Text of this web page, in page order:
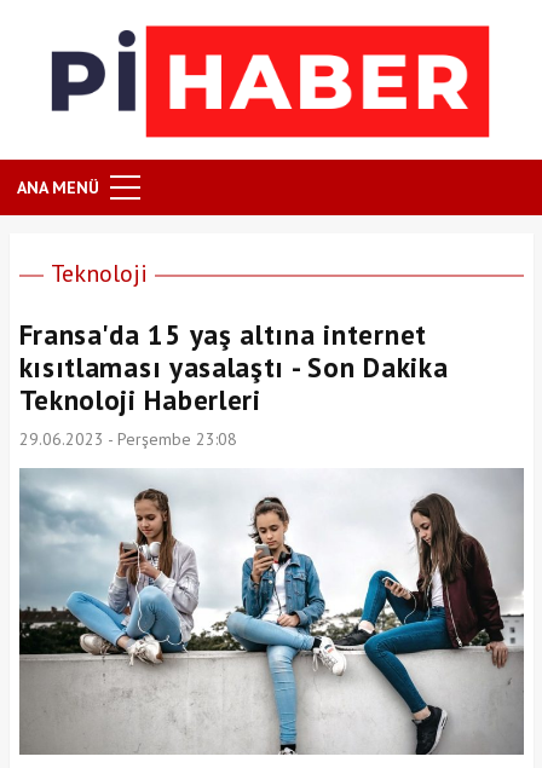
ANA MENÜ
Teknoloji
Fransa'da 15 yaş altına internet
kısıtlaması yasalaştı - Son Dakika
Teknoloji Haberleri
29.06.2023 - Perşembe 23:08